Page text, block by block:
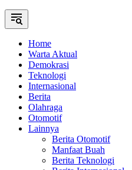
Home
Warta Aktual
Demokrasi
Teknologi
Internasional
Berita
Olahraga
Otomotif
Lainnya
Berita Otomotif
Manfaat Buah
Berita Teknologi